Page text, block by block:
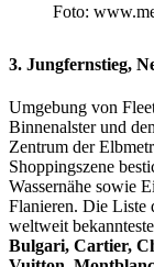
Foto:
3. Jungfernstieg,
Umgebung von
Binnenalster und
Zentrum der
Shoppingszene
Wassernähe sowie
Flanieren. Die Liste
weltweit
Bulgari, Cartier,